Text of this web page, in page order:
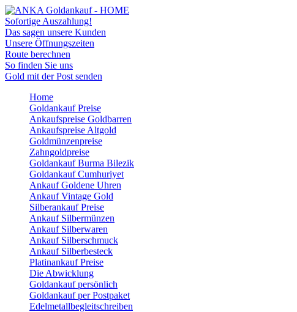
Sofortige Auszahlung!
Das sagen unsere Kunden
Unsere Öffnungszeiten
Route berechnen
So finden Sie uns
Gold mit der Post senden
Home
Goldankauf Preise
Ankaufspreise Goldbarren
Ankaufspreise Altgold
Goldmünzenpreise
Zahngoldpreise
Goldankauf Burma Bilezik
Goldankauf Cumhuriyet
Ankauf Goldene Uhren
Ankauf Vintage Gold
Silberankauf Preise
Ankauf Silbermünzen
Ankauf Silberwaren
Ankauf Silberschmuck
Ankauf Silberbesteck
Platinankauf Preise
Die Abwicklung
Goldankauf persönlich
Goldankauf per Postpaket
Edelmetallbegleitschreiben